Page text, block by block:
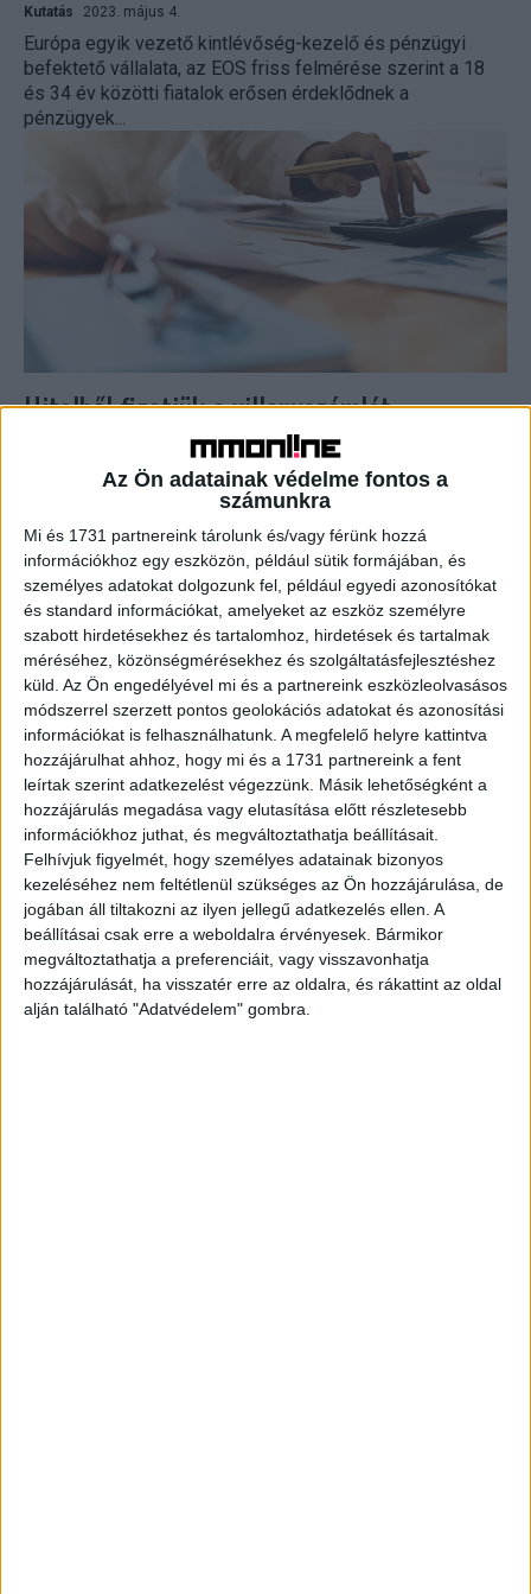
Az Ön adatainak védelme fontos a
számunkra
Mi és 1731 partnereink tárolunk és/vagy férünk hozzá
információkhoz egy eszközön, például sütik formájában, és
személyes adatokat dolgozunk fel, például egyedi azonosítókat
és standard információkat, amelyeket az eszköz személyre
szabott hirdetésekhez és tartalomhoz, hirdetések és tartalmak
méréséhez, közönségmérésekhez és szolgáltatásfejlesztéshez
küld. Az Ön engedélyével mi és a partnereink eszközleolvasásos
módszerrel szerzett pontos geolokációs adatokat és azonosítási
információkat is felhasználhatunk. A megfelelő helyre kattintva
hozzájárulhat ahhoz, hogy mi és a 1731 partnereink a fent
leírtak szerint adatkezelést végezzünk. Másik lehetőségként a
hozzájárulás megadása vagy elutasítása előtt részletesebb
információkhoz juthat, és megváltoztathatja beállításait.
Felhívjuk figyelmét, hogy személyes adatainak bizonyos
kezeléséhez nem feltétlenül szükséges az Ön hozzájárulása, de
jogában áll tiltakozni az ilyen jellegű adatkezelés ellen. A
beállításai csak erre a weboldalra érvényesek. Bármikor
megváltoztathatja a preferenciáit, vagy visszavonhatja
hozzájárulását, ha visszatér erre az oldalra, és rákattint az oldal
alján található "Adatvédelem" gombra.
Kutatás 2023. május 4.
Európa egyik vezető kintlévőség-kezelő és pénzügyi
befektető vállalata, az EOS friss felmérése szerint a 18
és 34 év közötti fiatalok erősen érdeklődnek a
pénzügyek...
Hitelből fizetjük a villanyszámlát
2023. március 23.
Az európaiak 53 százalékát ösztönzi tudatosabb
fogyasztásra a megugró infláció és az energiaválság,
ugyanakkor egyötödük új adósságot generált az elmúlt hat
hónapban – derült...
Likviditáshiánnyal küzdenek a hazai cégek
Kutatás 2023. február 22.
Hónapok óta drámai számokat látunk: 2022-ben az
eurózóna inflációja 8,5% volt, míg Magyarországon a 2022
éves infláció mértéke elérte a 14,5 százalékot, ami több...